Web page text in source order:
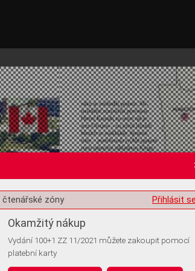
volitelných informací
Přihlásit
čtenářské zóny
Okamžitý nákup
Vydání 100+1 ZZ 11/2021 můžete zakoupit pomocí
platební karty